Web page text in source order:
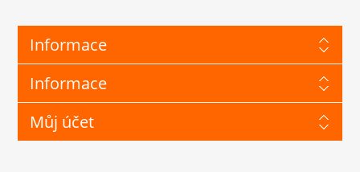
Informace
Informace
Můj účet